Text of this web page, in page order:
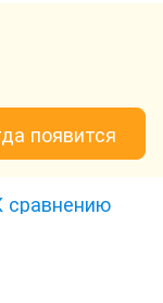
появится
сравнению